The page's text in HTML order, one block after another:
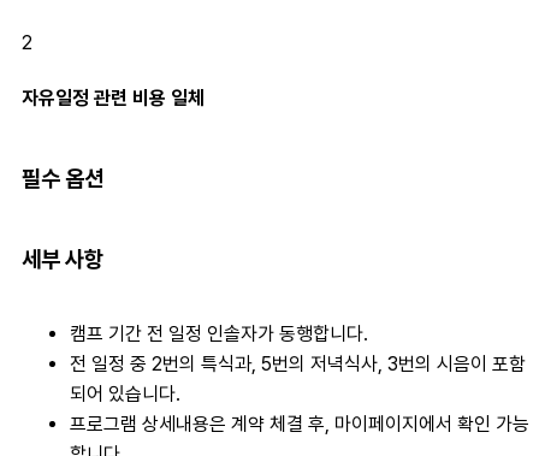
2
자유일정 관련 비용 일체
필수 옵션
세부 사항
캠프 기간 전 일정 인솔자가 동행합니다.
전 일정 중 2번의 특식과, 5번의 저녁식사, 3번의 시음이 포함
되어 있습니다.
프로그램 상세내용은 계약 체결 후, 마이페이지에서 확인 가능